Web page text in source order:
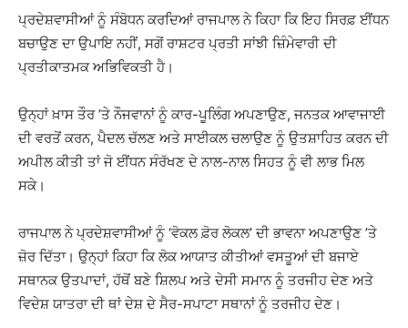
ਪ੍ਰਦੇਸ਼ਵਾਸੀਆਂ ਨੂੰ ਸੰਬੋਧਨ ਕਰਦਿਆਂ ਰਾਜਪਾਲ ਨੇ ਕਿਹਾ ਕਿ ਇਹ ਸਿਰਫ਼ ਈਂਧਨ
ਬਚਾਉਣ ਦਾ ਉਪਾਇ ਨਹੀਂ, ਸਗੋਂ ਰਾਸ਼ਟਰ ਪ੍ਰਤੀ ਸਾਂਝੀ ਜ਼ਿੰਮੇਵਾਰੀ ਦੀ
ਪ੍ਰਤੀਕਾਤਮਕ ਅਭਿਵਿਕਤੀ ਹੈ।
ਉਨ੍ਹਾਂ ਖ਼ਾਸ ਤੌਰ ’ਤੇ ਨੌਜਵਾਨਾਂ ਨੂੰ ਕਾਰ-ਪੂਲਿੰਗ ਅਪਣਾਉਣ, ਜਨਤਕ ਆਵਾਜਾਈ
ਦੀ ਵਰਤੋਂ ਕਰਨ, ਪੈਦਲ ਚੱਲਣ ਅਤੇ ਸਾਈਕਲ ਚਲਾਉਣ ਨੂੰ ਉਤਸ਼ਾਹਿਤ ਕਰਨ ਦੀ
ਅਪੀਲ ਕੀਤੀ ਤਾਂ ਜੋ ਈਂਧਨ ਸੰਰੱਖਣ ਦੇ ਨਾਲ-ਨਾਲ ਸਿਹਤ ਨੂੰ ਵੀ ਲਾਭ ਮਿਲ
ਸਕੇ।
ਰਾਜਪਾਲ ਨੇ ਪ੍ਰਦੇਸ਼ਵਾਸੀਆਂ ਨੂੰ ‘ਵੋਕਲ ਫ਼ੋਰ ਲੋਕਲ’ ਦੀ ਭਾਵਨਾ ਅਪਣਾਉਣ ’ਤੇ
ਜ਼ੋਰ ਦਿੱਤਾ। ਉਨ੍ਹਾਂ ਕਿਹਾ ਕਿ ਲੋਕ ਆਯਾਤ ਕੀਤੀਆਂ ਵਸਤੂਆਂ ਦੀ ਬਜਾਏ
ਸਥਾਨਕ ਉਤਪਾਦਾਂ, ਹੱਥੋਂ ਬਣੇ ਸ਼ਿਲਪ ਅਤੇ ਦੇਸੀ ਸਮਾਨ ਨੂੰ ਤਰਜੀਹ ਦੇਣ ਅਤੇ
ਵਿਦੇਸ਼ ਯਾਤਰਾ ਦੀ ਥਾਂ ਦੇਸ਼ ਦੇ ਸੈਰ-ਸਪਾਟਾ ਸਥਾਨਾਂ ਨੂੰ ਤਰਜੀਹ ਦੇਣ।